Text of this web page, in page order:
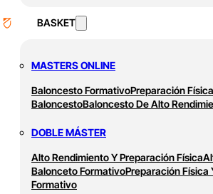
BASKET
MASTERS ONLINE
Baloncesto FormativoPreparación
BaloncestoBaloncesto De Alto
DOBLE MÁSTER
Alto Rendimiento Y Preparación Física
Balonceto FormativoPreparación Física
Formativo